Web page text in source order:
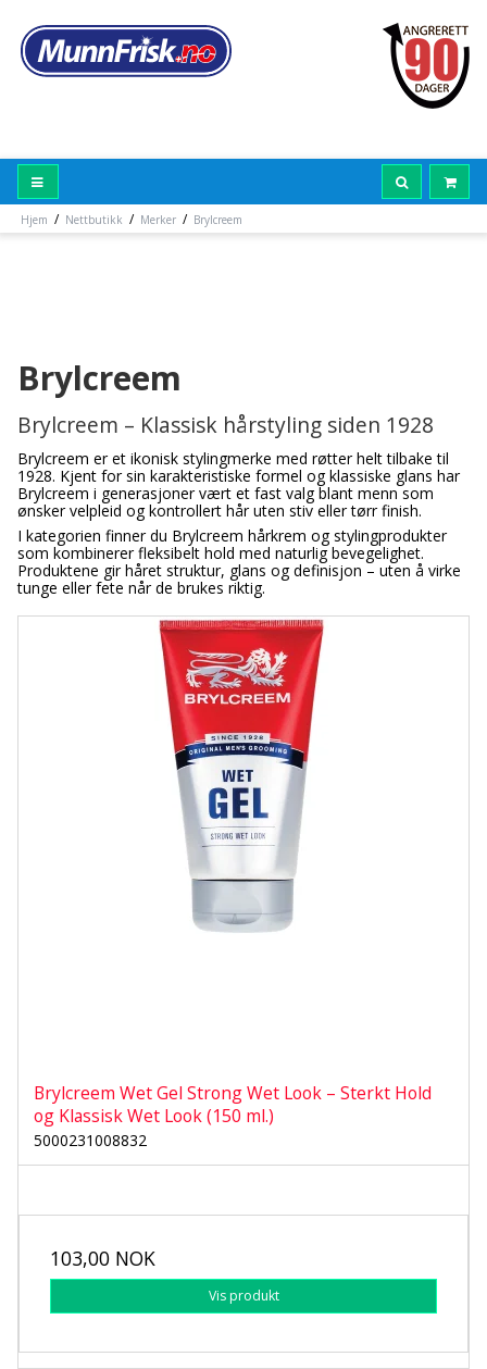
Hjem / Nettbutikk / Merker / Brylcreem
Brylcreem
Brylcreem – Klassisk hårstyling siden 1928
Brylcreem er et ikonisk stylingmerke med røtter helt tilbake til
1928. Kjent for sin karakteristiske formel og klassiske glans har
Brylcreem i generasjoner vært et fast valg blant menn som
ønsker velpleid og kontrollert hår uten stiv eller tørr finish.
I kategorien finner du Brylcreem hårkrem og stylingprodukter
som kombinerer fleksibelt hold med naturlig bevegelighet.
Produktene gir håret struktur, glans og definisjon – uten å virke
tunge eller fete når de brukes riktig.
Brylcreem Wet Gel Strong Wet Look – Sterkt Hold
og Klassisk Wet Look (150 ml.)
5000231008832
103,00 NOK
Vis produkt